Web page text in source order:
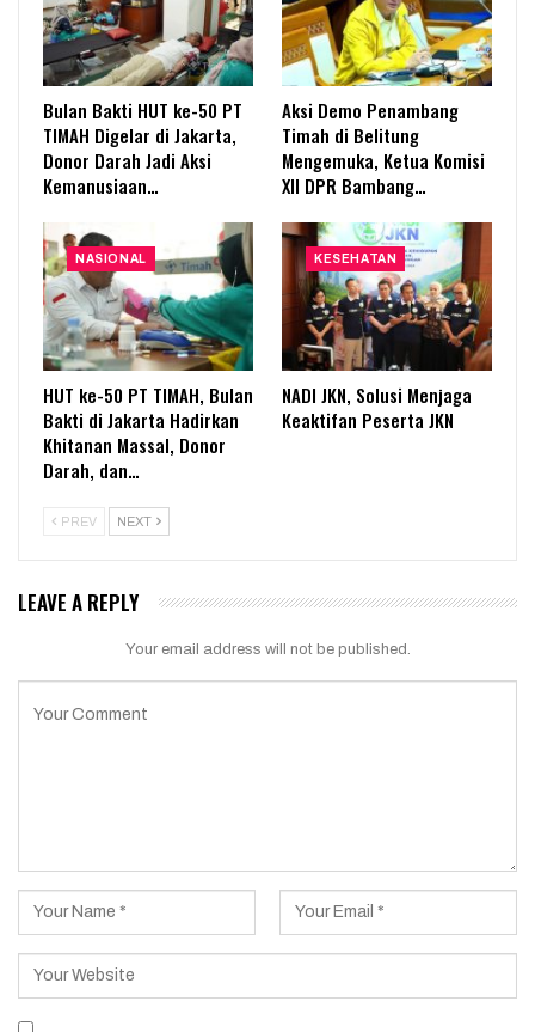
Bulan Bakti HUT ke-50 PT
TIMAH Digelar di Jakarta,
Donor Darah Jadi Aksi
Kemanusiaan…
Aksi Demo Penambang
Timah di Belitung
Mengemuka, Ketua Komisi
XII DPR Bambang…
NASIONAL
HUT ke-50 PT TIMAH, Bulan
Bakti di Jakarta Hadirkan
Khitanan Massal, Donor
Darah, dan…
KESEHATAN
NADI JKN, Solusi Menjaga
Keaktifan Peserta JKN
PREV NEXT
LEAVE A REPLY
Your email address will not be published.